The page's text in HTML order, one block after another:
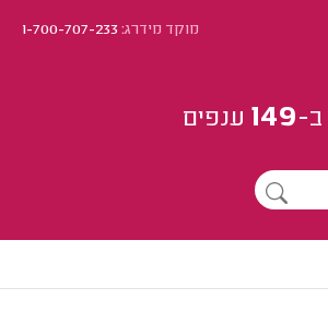
מוקד מידרג:1-700-707-233
ב-149 ענפים